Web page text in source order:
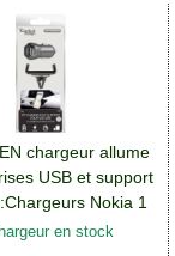
chargeur allume
USB et support
Nokia 1
en stock